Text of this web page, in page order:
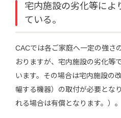
宅内施設の劣化等によ
ている。
CACでは各ご家庭へ一定の強さ
おりますが、宅内施設の劣化等
います。その場合は宅内施設の
幅する機器）の取付が必要とな
れる場合は有償となります。）。